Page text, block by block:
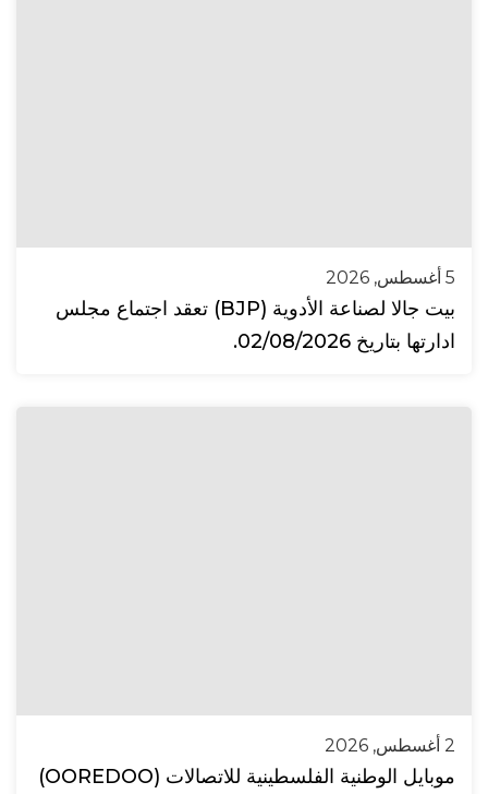
5 أغسطس, 2026
بيت جالا لصناعة الأدوية (BJP) تعقد اجتماع مجلس
ادارتها بتاريخ 02/08/2026.
2 أغسطس, 2026
موبايل الوطنية الفلسطينية للاتصالات (OOREDOO)